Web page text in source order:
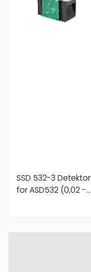
SSD 532-3 Detektor
for ASD532 (0,02 -